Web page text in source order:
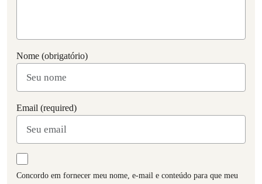
Nome (obrigatório)
Email (required)
Concordo em fornecer meu nome, e-mail e conteúdo para que meu